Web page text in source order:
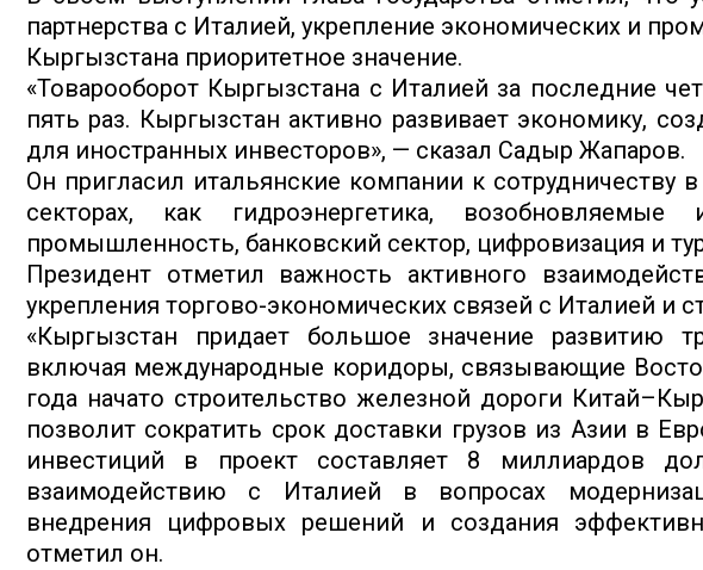
партнерства с Италией, укрепление экономических и
Кыргызстана приоритетное значение.
«Товарооборот Кыргызстана с Италией за последние
пять раз. Кыргызстан активно развивает экономику,
для иностранных инвесторов», — сказал Садыр Жапаров.
Он пригласил итальянские компании к сотрудничеству
секторах, как гидроэнергетика, возобновляемые
промышленность, банковский сектор, цифровизация и
Президент отметил важность активного
укрепления торгово-экономических связей с Италией и
«Кыргызстан придает большое значение развитию
включая международные коридоры, связывающие
года начато строительство железной дороги
позволит сократить срок доставки грузов из Азии в
инвестиций в проект составляет 8 миллиардов
взаимодействию с Италией в вопросах
внедрения цифровых решений и создания
отметил он.